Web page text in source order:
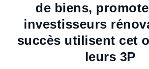
de biens,
investisseurs
succès utilisent cet
leurs 3P